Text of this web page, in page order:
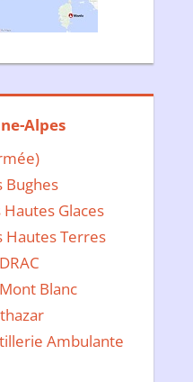
Alpes
Bughes
Glaces
Hautes Terres
Blanc
Ambulante